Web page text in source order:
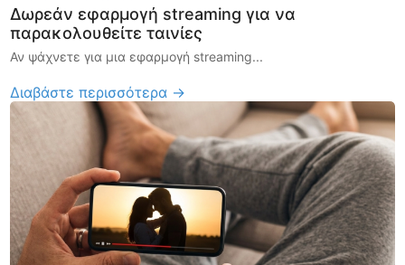
Δωρεάν εφαρμογή streaming για να
παρακολουθείτε ταινίες
Αν ψάχνετε για μια εφαρμογή streaming...
Διαβάστε περισσότερα →